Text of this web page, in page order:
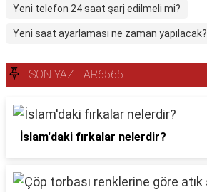
Yeni telefon 24 saat şarj edilmeli mi?
Yeni saat ayarlaması ne zaman yapılacak?
SON YAZILAR6565
İslam'daki fırkalar nelerdir?